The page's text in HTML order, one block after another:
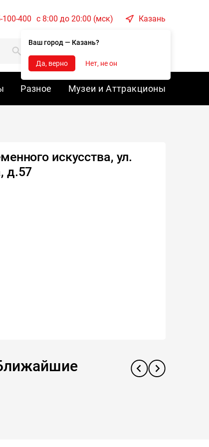
100-400 c 8:00 до 20:00 (мск) Казань
Ваш город — Казань?
Да, верно Нет, не он
Разное Музеи и Аттракционы
искусства, ул.
д.57